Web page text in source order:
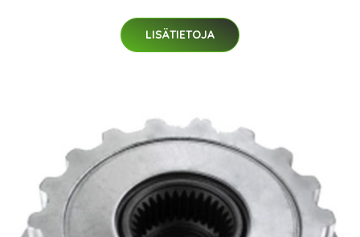
LISÄTIETOJA